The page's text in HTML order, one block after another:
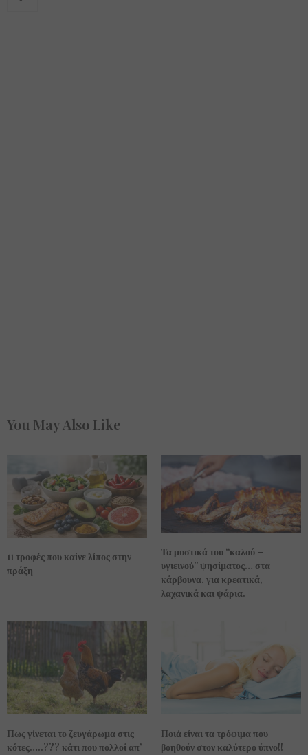
You May Also Like
11 τροφές που καίνε λίπος στην
πράξη
Τα μυστικά του “καλού –
υγιεινού” ψησίματος… στα
κάρβουνα, για κρεατικά,
λαχανικά και ψάρια.
Πως γίνεται το ζευγάρωμα στις
κότες…..??? κάτι που πολλοί απ’
Ποιά είναι τα τρόφιμα που
βοηθούν στον καλύτερο ύπνο!!